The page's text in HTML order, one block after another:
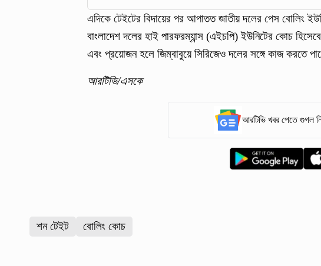
এদিকে টেইটের বিদায়ের পর আপাতত জাতীয় দলের পেস বোলিং
বাংলাদেশ দলের হাই পারফরম্যান্স (এইচপি) ইউনিটের কোচ
এবং প্রয়োজন হলে জিম্বাবুয়ে সিরিজেও দলের সঙ্গে কাজ করতে
আরটিভি/এসকে
আরটিভি খবর পেতে গুগল
শন টেইট বোলিং কোচ